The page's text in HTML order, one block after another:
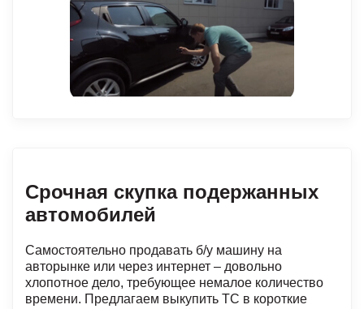
Срочная скупка подержанных
автомобилей
Самостоятельно продавать б/у машину на
авторынке или через интернет – довольно
хлопотное дело, требующее немалое количество
времени. Предлагаем выкупить ТС в короткие